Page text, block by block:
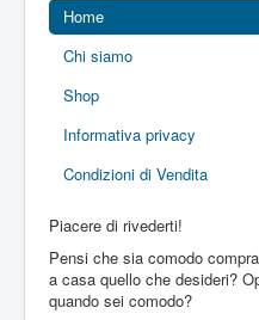
Home
Chi siamo
Shop
Informativa privacy
Condizioni di Vendita
Piacere di rivederti!
Pensi che sia comodo
a casa quello che desideri?
quando sei comodo?